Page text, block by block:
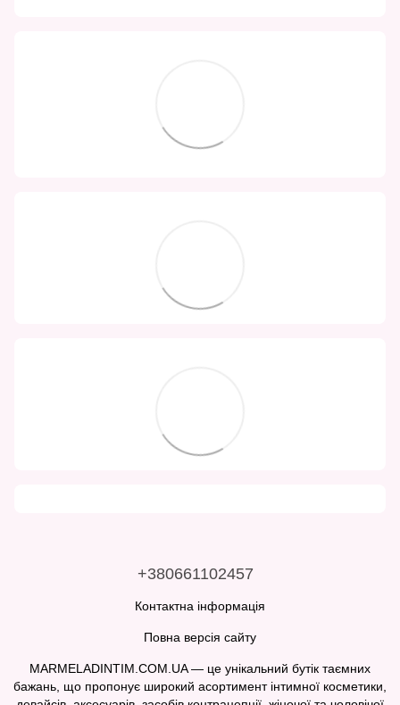
+380661102457
Контактна інформація
Повна версія сайту
MARMELADINTIM.COM.UA — це унікальний бутік таємних
бажань, що пропонує широкий асортимент інтимної косметики,